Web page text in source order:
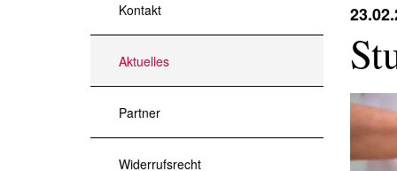
Kontakt
Aktuelles
Partner
Widerrufsrecht